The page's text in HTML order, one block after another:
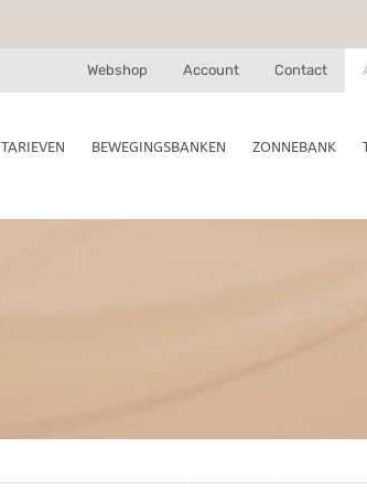
Webshop Account Contact
TARIEVEN BEWEGINGSBANKEN ZONNEBANK